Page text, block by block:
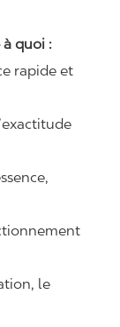
à quoi :
rapide et
le